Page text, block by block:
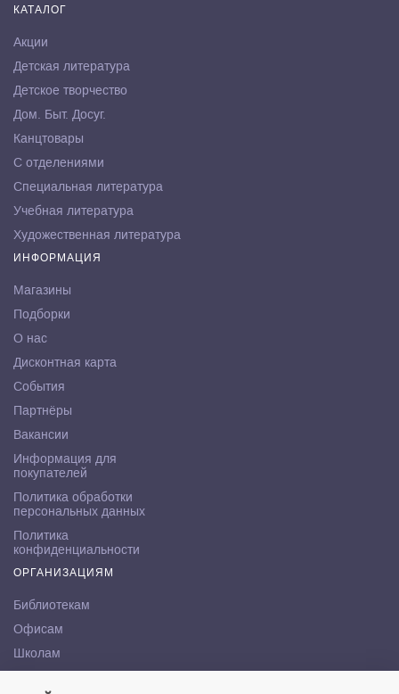
КАТАЛОГ
Акции
Детская литература
Детское творчество
Дом. Быт. Досуг.
Канцтовары
С отделениями
Специальная литература
Учебная литература
Художественная литература
ИНФОРМАЦИЯ
Магазины
Подборки
О нас
Дисконтная карта
События
Партнёры
Вакансии
Информация для
покупателей
Политика обработки
персональных данных
Политика
конфиденциальности
ОРГАНИЗАЦИЯМ
Библиотекам
Офисам
Школам